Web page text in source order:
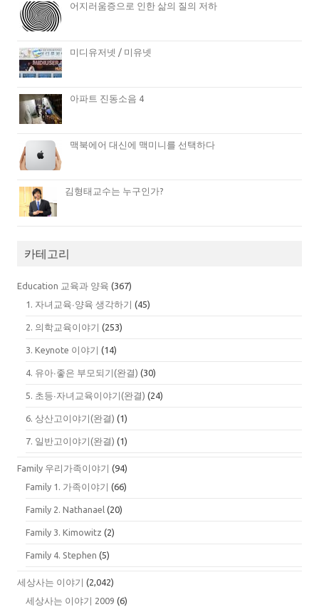
어지러움증으로 인한 삶의 질의 저하
미디유저넷 / 미유넷
아파트 진동소음 4
맥북에어 대신에 맥미니를 선택하다
김형태교수는 누구인가?
카테고리
Education 교육과 양육 (367)
1. 자녀교육∙양육 생각하기 (45)
2. 의학교육이야기 (253)
3. Keynote 이야기 (14)
4. 유아∙좋은 부모되기(완결) (30)
5. 초등∙자녀교육이야기(완결) (24)
6. 상산고이야기(완결) (1)
7. 일반고이야기(완결) (1)
Family 우리가족이야기 (94)
Family 1. 가족이야기 (66)
Family 2. Nathanael (20)
Family 3. Kimowitz (2)
Family 4. Stephen (5)
세상사는 이야기 (2,042)
세상사는 이야기 2009 (6)